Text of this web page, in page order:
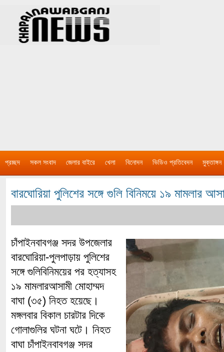
প্রচ্ছদ সকল সংবাদ জেলার বাইরে খেলা বিনোদন ভিডিও প্রতিবেদন মুক্তাঙ্গন
বারঘোরিয়া পুলিশের সঙ্গে গুলি বিনিময়ে ১৯ মামলার
চাঁপাইনবাবগঞ্জ সদর উপজেলার
বারঘোরিয়া-পুলপাড়ায় পুলিশের
সঙ্গে গুলিবিনিময়ের পর হত্যাসহ
১৯ মামলারআসামী মোহাম্মদ
বাঘা (৩৫) নিহত হয়েছে।
মঙ্গলবার বিকাল চারটার দিকে
গোলাগুলির ঘটনা ঘটে। নিহত
বাঘা চাঁপাইনবাবগঞ্জ সদর